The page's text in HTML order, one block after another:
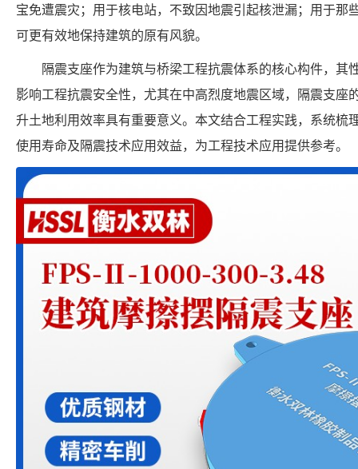
宝免遭震灾；用于核电站，不致因地震引起核泄漏；用于那
可更有效地保持建筑的原有风貌。
隔震支座作为建筑与桥梁工程抗震体系的核心构件，其
影响工程抗震安全性，尤其在中高烈度地震区域，隔震支座
升土地利用效率具有重要意义。本文结合工程实践，系统梳
使用寿命及隔震技术应用效益，为工程技术应用提供参考。